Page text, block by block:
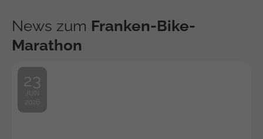
News zum Franken-Bike-
Marathon
23
JUN
2026